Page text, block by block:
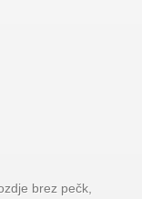
brez pečk,